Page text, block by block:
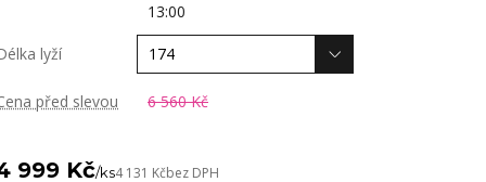
13:00
lyží
před slevou 6 560 Kč
999 Kč/ks4 131 Kčbez DPH